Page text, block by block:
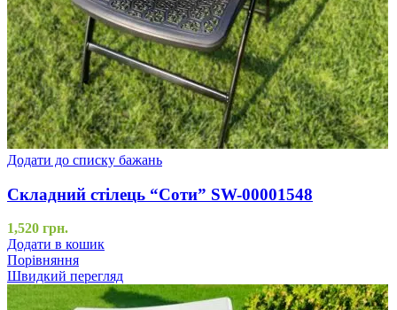
Додати до списку бажань
Складний стілець “Соти” SW-00001548
1,520 грн.
Додати в кошик
Порівняння
Швидкий перегляд